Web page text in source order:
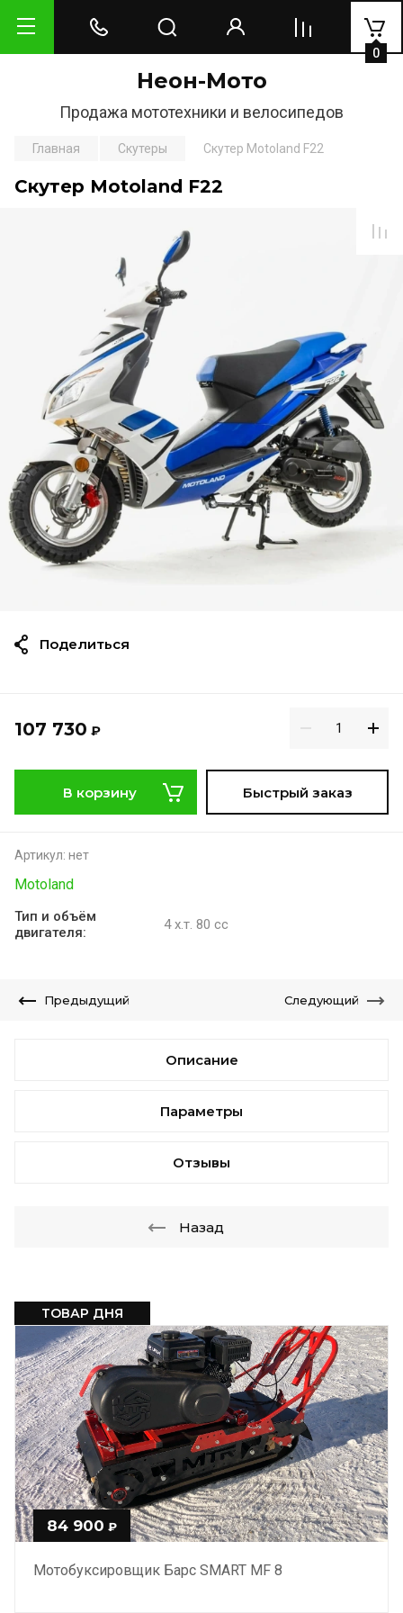
Неон-Мото
Продажа мототехники и велосипедов
0
ТОВАР ДНЯ
84 900 ₽
Мотобуксировщик Барс SMART МF 8
Главная Скутеры Скутер Motoland F22
Скутер Motoland F22
107 730 ₽
В корзину Быстрый заказ
Артикул: нет
Motoland
Тип и объём
двигателя:
4 х.т. 80 сс
Поделиться
Предыдущий Следующий
Описание
Параметры
Отзывы
Назад